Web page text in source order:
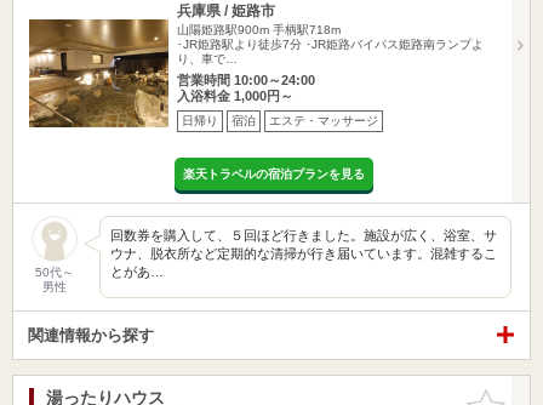
兵庫県 / 姫路市
山陽姫路駅900m 手柄駅718m
･JR姫路駅より徒歩7分 ･JR姫路バイパス姫路南ランプよ
り、車で…
営業時間 10:00～24:00
入浴料金 1,000円～
日帰り 宿泊 エステ・マッサージ
楽天トラベルの宿泊プランを見る
50代～
男性
回数券を購入して、５回ほど行きました。施設が広く、浴室、サ
ウナ、脱衣所など定期的な清掃が行き届いています。混雑するこ
とがあ…
関連情報から探す
お気に入
湯ったりハウス